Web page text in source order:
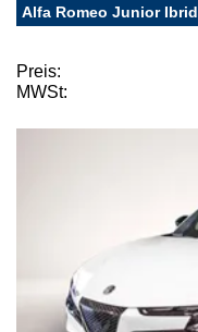
Alfa Romeo Junior
Preis:
MWSt: